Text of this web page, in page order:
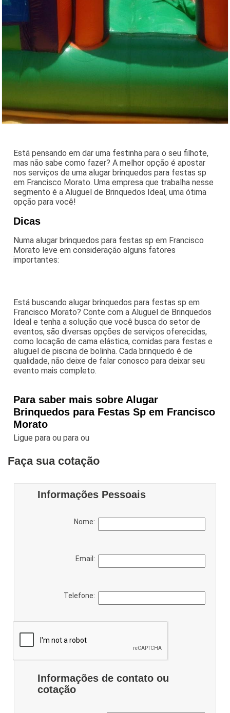
Está pensando em dar uma festinha para o seu filhote,
mas não sabe como fazer? A melhor opção é apostar
nos serviços de uma alugar brinquedos para festas sp
em Francisco Morato. Uma empresa que trabalha nesse
segmento é a Aluguel de Brinquedos Ideal, uma ótima
opção para você!
Dicas
Numa alugar brinquedos para festas sp em Francisco
Morato leve em consideração alguns fatores
importantes:
Está buscando alugar brinquedos para festas sp em
Francisco Morato? Conte com a Aluguel de Brinquedos
Ideal e tenha a solução que você busca do setor de
eventos, são diversas opções de serviços oferecidas,
como locação de cama elástica, comidas para festas e
aluguel de piscina de bolinha. Cada brinquedo é de
qualidade, não deixe de falar conosco para deixar seu
evento mais completo.
Para saber mais sobre Alugar
Brinquedos para Festas Sp em Francisco
Morato
Ligue paraou paraou
Faça sua cotação
Informações Pessoais
Nome:
Email:
Telefone:
Informações de contato ou
cotação